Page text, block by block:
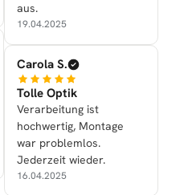
aus.
19.04.2025
Carola S.
Tolle Optik
Verarbeitung ist
hochwertig, Montage
war problemlos.
Jederzeit wieder.
16.04.2025